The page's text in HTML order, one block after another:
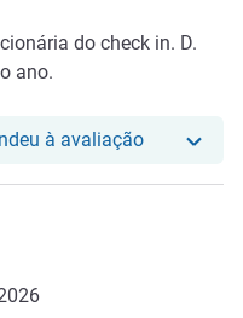
do check in. D.
ano.
à avaliaçãoO nosso